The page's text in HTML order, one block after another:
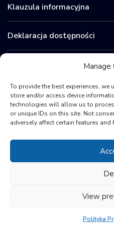
Manage
To provide the best experiences,
store and/or access device
technologies will allow us to
or unique IDs on this site. Not
adversely affect certain features and
View
Polityka
Klauzula informacyjna
Deklaracja dostępności
Zamówienia publiczne
BIP
Sygnaliści
© 2024 Polish Space Agency